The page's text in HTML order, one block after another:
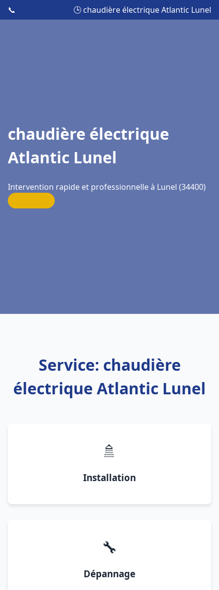
📞 🕒 chaudière électrique Atlantic Lunel
chaudière électrique
Atlantic Lunel
Intervention rapide et professionnelle à Lunel (34400)
Service: chaudière
électrique Atlantic Lunel
🚿
Installation
🔧
Dépannage